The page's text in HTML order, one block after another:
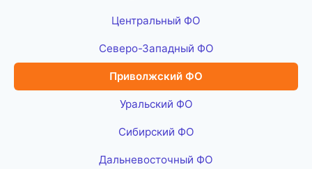
Центральный ФО
Северо-Западный ФО
Приволжский ФО
Уральский ФО
Сибирский ФО
Дальневосточный ФО